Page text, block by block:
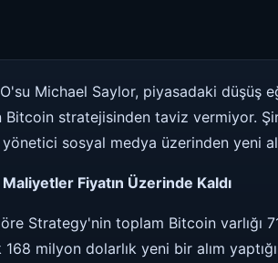
Michael Saylor, piyasadaki düşüş
Bitcoin stratejisinden taviz vermiyor.
sosyal medya üzerinden yeni
Fiyatın Üzerinde Kaldı
Strategy'nin toplam Bitcoin varlığı
168 milyon dolarlık yeni bir alım